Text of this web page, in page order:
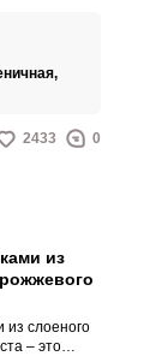
блюда
и
2433 0
из
из слоеного
– это